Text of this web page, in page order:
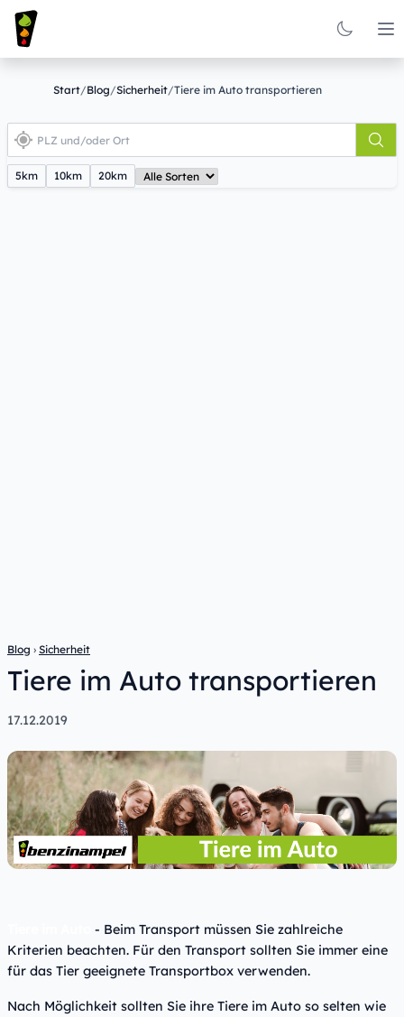
Start/Blog/Sicherheit/Tiere im Auto transportieren
5km 10km 20km
Blog › Sicherheit
Tiere im Auto transportieren
17.12.2019
- Beim Transport müssen Sie zahlreiche
Kriterien beachten. Für den Transport sollten Sie immer eine
für das Tier geeignete Transportbox verwenden.
Nach Möglichkeit sollten Sie ihre Tiere im Auto so selten wie